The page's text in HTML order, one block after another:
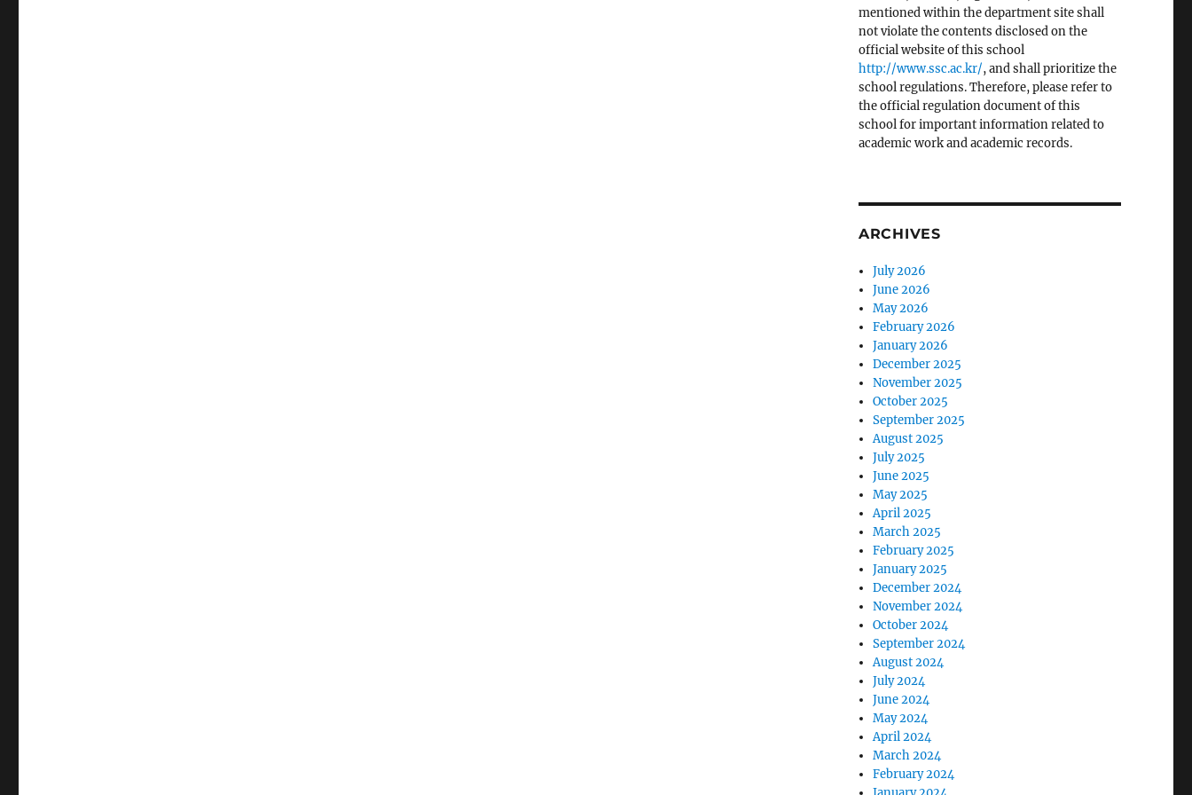
mentioned within the department site shall
not violate the contents disclosed on the
official website of this school
http://www.ssc.ac.kr/, and shall prioritize the
school regulations. Therefore, please refer to
the official regulation document of this
school for important information related to
academic work and academic records.
ARCHIVES
July 2026
June 2026
May 2026
February 2026
January 2026
December 2025
November 2025
October 2025
September 2025
August 2025
July 2025
June 2025
May 2025
April 2025
March 2025
February 2025
January 2025
December 2024
November 2024
October 2024
September 2024
August 2024
July 2024
June 2024
May 2024
April 2024
March 2024
February 2024